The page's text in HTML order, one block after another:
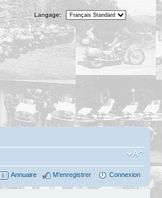
Langage:
Annuaire M’enregistrer Connexion